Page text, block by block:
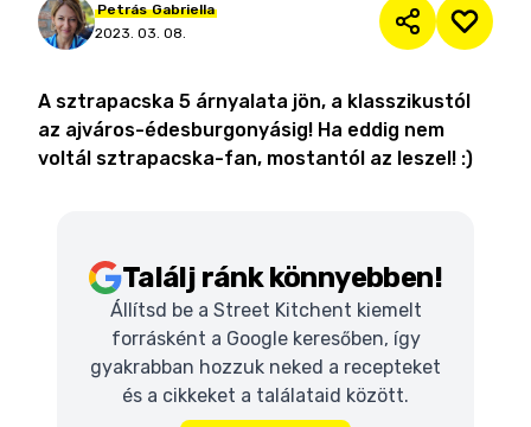
Petrás Gabriella
2023. 03. 08.
A sztrapacska 5 árnyalata jön, a klasszikustól
az ajváros-édesburgonyásig! Ha eddig nem
voltál sztrapacska-fan, mostantól az leszel! :)
Találj ránk könnyebben!
Állítsd be a Street Kitchent kiemelt
forrásként a Google keresőben, így
gyakrabban hozzuk neked a recepteket
és a cikkeket a találataid között.